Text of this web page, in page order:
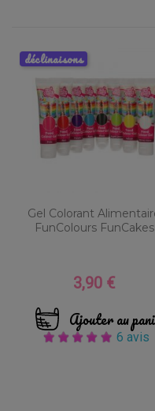
Gel Colorant
FunColours FunCakes
Prix
3,90 €
Ajouter au
6 avis
déclinaisons